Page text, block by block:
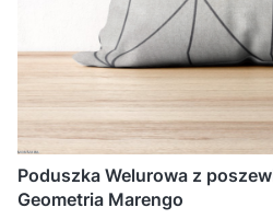
Poduszka Welurowa z
Geometria Marengo